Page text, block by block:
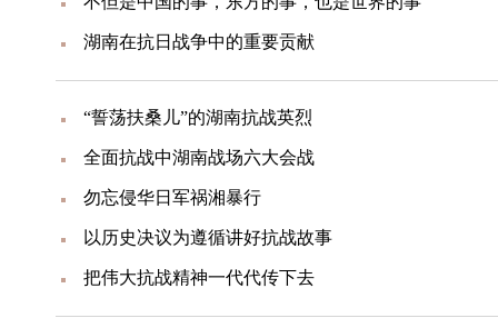
湖南在抗日战争中的重要贡献
“誓荡扶桑儿”的湖南抗战英烈
全面抗战中湖南战场六大会战
勿忘侵华日军祸湘暴行
以历史决议为遵循讲好抗战故事
把伟大抗战精神一代代传下去